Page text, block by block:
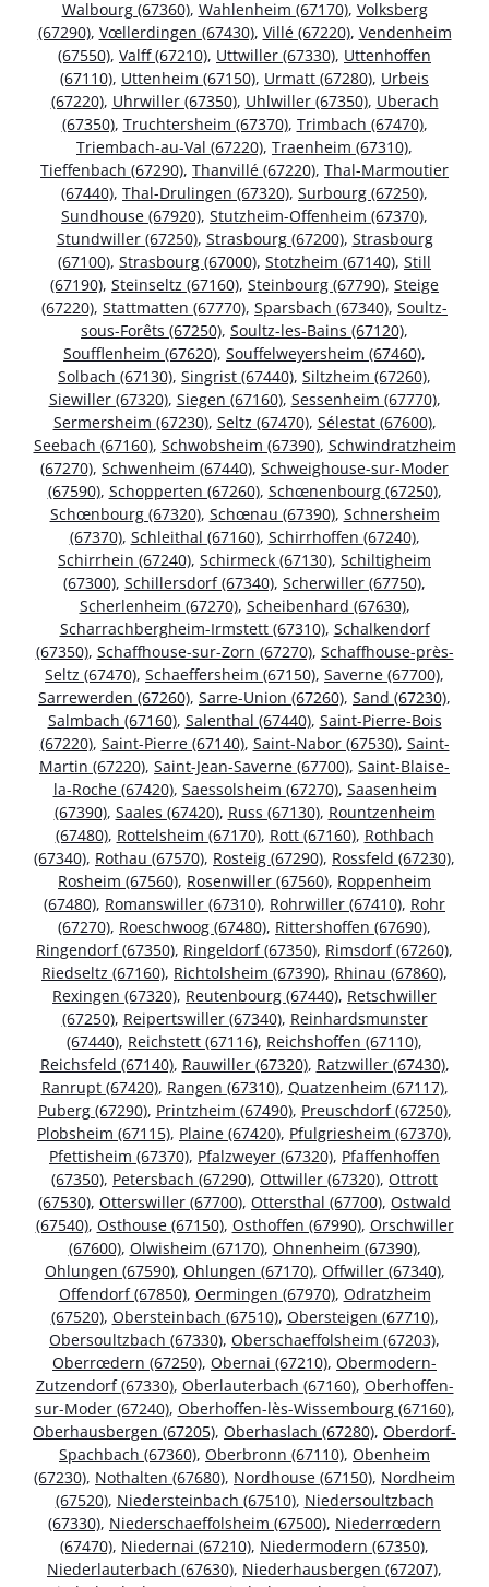
Walbourg (67360), Wahlenheim (67170), Volksberg
(67290), Vœllerdingen (67430), Villé (67220), Vendenheim
(67550), Valff (67210), Uttwiller (67330), Uttenhoffen
(67110), Uttenheim (67150), Urmatt (67280), Urbeis
(67220), Uhrwiller (67350), Uhlwiller (67350), Uberach
(67350), Truchtersheim (67370), Trimbach (67470),
Triembach-au-Val (67220), Traenheim (67310),
Tieffenbach (67290), Thanvillé (67220), Thal-Marmoutier
(67440), Thal-Drulingen (67320), Surbourg (67250),
Sundhouse (67920), Stutzheim-Offenheim (67370),
Stundwiller (67250), Strasbourg (67200), Strasbourg
(67100), Strasbourg (67000), Stotzheim (67140), Still
(67190), Steinseltz (67160), Steinbourg (67790), Steige
(67220), Stattmatten (67770), Sparsbach (67340), Soultz-
sous-Forêts (67250), Soultz-les-Bains (67120),
Soufflenheim (67620), Souffelweyersheim (67460),
Solbach (67130), Singrist (67440), Siltzheim (67260),
Siewiller (67320), Siegen (67160), Sessenheim (67770),
Sermersheim (67230), Seltz (67470), Sélestat (67600),
Seebach (67160), Schwobsheim (67390), Schwindratzheim
(67270), Schwenheim (67440), Schweighouse-sur-Moder
(67590), Schopperten (67260), Schœnenbourg (67250),
Schœnbourg (67320), Schœnau (67390), Schnersheim
(67370), Schleithal (67160), Schirrhoffen (67240),
Schirrhein (67240), Schirmeck (67130), Schiltigheim
(67300), Schillersdorf (67340), Scherwiller (67750),
Scherlenheim (67270), Scheibenhard (67630),
Scharrachbergheim-Irmstett (67310), Schalkendorf
(67350), Schaffhouse-sur-Zorn (67270), Schaffhouse-près-
Seltz (67470), Schaeffersheim (67150), Saverne (67700),
Sarrewerden (67260), Sarre-Union (67260), Sand (67230),
Salmbach (67160), Salenthal (67440), Saint-Pierre-Bois
(67220), Saint-Pierre (67140), Saint-Nabor (67530), Saint-
Martin (67220), Saint-Jean-Saverne (67700), Saint-Blaise-
la-Roche (67420), Saessolsheim (67270), Saasenheim
(67390), Saales (67420), Russ (67130), Rountzenheim
(67480), Rottelsheim (67170), Rott (67160), Rothbach
(67340), Rothau (67570), Rosteig (67290), Rossfeld (67230),
Rosheim (67560), Rosenwiller (67560), Roppenheim
(67480), Romanswiller (67310), Rohrwiller (67410), Rohr
(67270), Roeschwoog (67480), Rittershoffen (67690),
Ringendorf (67350), Ringeldorf (67350), Rimsdorf (67260),
Riedseltz (67160), Richtolsheim (67390), Rhinau (67860),
Rexingen (67320), Reutenbourg (67440), Retschwiller
(67250), Reipertswiller (67340), Reinhardsmunster
(67440), Reichstett (67116), Reichshoffen (67110),
Reichsfeld (67140), Rauwiller (67320), Ratzwiller (67430),
Ranrupt (67420), Rangen (67310), Quatzenheim (67117),
Puberg (67290), Printzheim (67490), Preuschdorf (67250),
Plobsheim (67115), Plaine (67420), Pfulgriesheim (67370),
Pfettisheim (67370), Pfalzweyer (67320), Pfaffenhoffen
(67350), Petersbach (67290), Ottwiller (67320), Ottrott
(67530), Otterswiller (67700), Ottersthal (67700), Ostwald
(67540), Osthouse (67150), Osthoffen (67990), Orschwiller
(67600), Olwisheim (67170), Ohnenheim (67390),
Ohlungen (67590), Ohlungen (67170), Offwiller (67340),
Offendorf (67850), Oermingen (67970), Odratzheim
(67520), Obersteinbach (67510), Obersteigen (67710),
Obersoultzbach (67330), Oberschaeffolsheim (67203),
Oberrœdern (67250), Obernai (67210), Obermodern-
Zutzendorf (67330), Oberlauterbach (67160), Oberhoffen-
sur-Moder (67240), Oberhoffen-lès-Wissembourg (67160),
Oberhausbergen (67205), Oberhaslach (67280), Oberdorf-
Spachbach (67360), Oberbronn (67110), Obenheim
(67230), Nothalten (67680), Nordhouse (67150), Nordheim
(67520), Niedersteinbach (67510), Niedersoultzbach
(67330), Niederschaeffolsheim (67500), Niederrœdern
(67470), Niedernai (67210), Niedermodern (67350),
Niederlauterbach (67630), Niederhausbergen (67207),